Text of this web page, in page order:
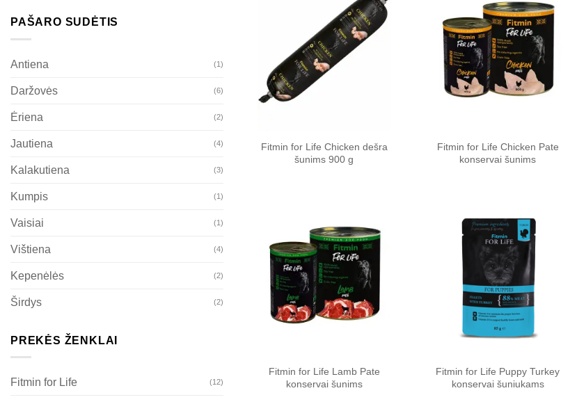
PAŠARO SUDĖTIS
Antiena (1)
Daržovės (6)
Ėriena (2)
Jautiena (4)
Kalakutiena (3)
Kumpis (1)
Vaisiai (1)
Vištiena (4)
Kepenėlės (2)
Širdys (2)
PREKĖS ŽENKLAI
Fitmin for Life (12)
Pamėgti
Fitmin for Life Chicken dešra
šunims 900 g
Pamėgti
produktą
Fitmin for Life Chicken Pate
konservai šunims
Pamėgti
produktą
Fitmin for Life Lamb Pate
konservai šunims
Pamėgti
produktą
Fitmin for Life Puppy Turkey
konservai šuniukams